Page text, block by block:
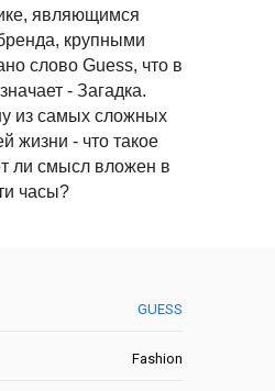
GUESS
Fashion
являющимся
крупными
слово Guess, что в
- Загадка.
из самых сложных
жизни - что такое
ли смысл вложен в
часы?